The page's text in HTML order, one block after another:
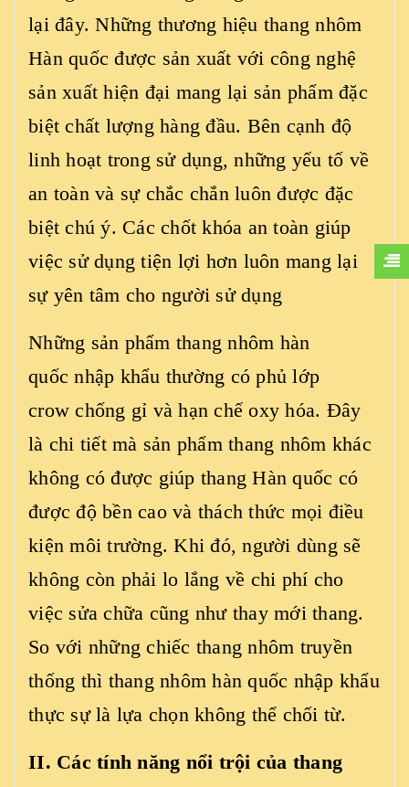
lại đây. Những thương hiệu thang nhôm
Hàn quốc được sản xuất với công nghệ
sản xuất hiện đại mang lại sản phẩm đặc
biệt chất lượng hàng đầu. Bên cạnh độ
linh hoạt trong sử dụng, những yếu tố về
an toàn và sự chắc chắn luôn được đặc
biệt chú ý. Các chốt khóa an toàn giúp
việc sử dụng tiện lợi hơn luôn mang lại
sự yên tâm cho người sử dụng
Những sản phẩm thang nhôm hàn
quốc nhập khẩu thường có phủ lớp
crow chống gỉ và hạn chế oxy hóa. Đây
là chi tiết mà sản phẩm thang nhôm khác
không có được giúp thang Hàn quốc có
được độ bền cao và thách thức mọi điều
kiện môi trường. Khi đó, người dùng sẽ
không còn phải lo lắng về chi phí cho
việc sửa chữa cũng như thay mới thang.
So với những chiếc thang nhôm truyền
thống thì thang nhôm hàn quốc nhập khẩu
thực sự là lựa chọn không thể chối từ.
II. Các tính năng nổi trội của thang